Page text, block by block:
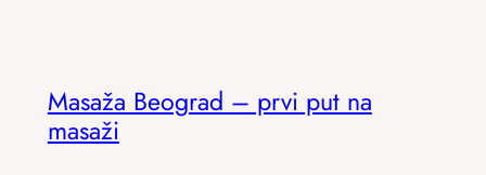
Masaža Beograd – prvi put na
masaži